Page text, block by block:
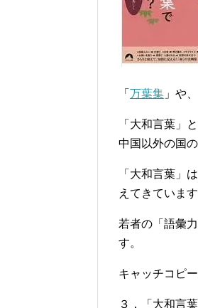
「 万葉集 」や、
「大和言葉」
中国以外の国
「大和言葉」
えてきています
若者の「語彙
す。
キャッチコピ
３．「大和言